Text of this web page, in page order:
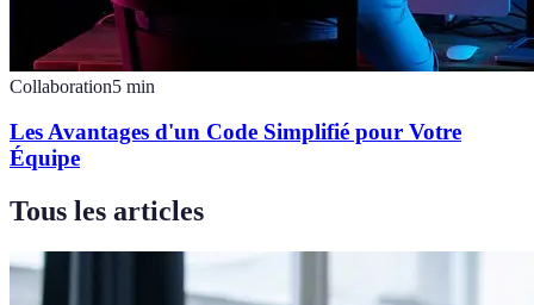
Collaboration5 min
Les Avantages d'un Code Simplifié pour Votre
Équipe
Tous les articles